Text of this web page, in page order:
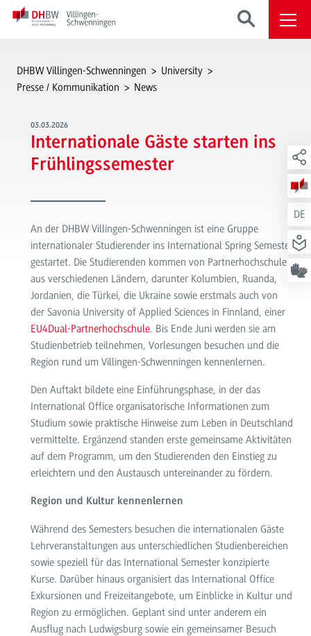
DE
DHBW Villingen-Schwenningen
University
Presse / Kommunikation
News
03.03.2026
Internationale Gäste starten ins
Frühlingssemester
An der DHBW Villingen-Schwenningen ist eine Gruppe
internationaler Studierender ins International Spring Semester
gestartet. Die Studierenden kommen von Partnerhochschulen
aus verschiedenen Ländern, darunter Kolumbien, Ruanda,
Jordanien, die Türkei, die Ukraine sowie erstmals auch von
der Savonia University of Applied Sciences in Finnland, einer
EU4Dual-Partnerhochschule. Bis Ende Juni werden sie am
Studienbetrieb teilnehmen, Vorlesungen besuchen und die
Region rund um Villingen-Schwenningen kennenlernen.
Den Auftakt bildete eine Einführungsphase, in der das
International Office organisatorische Informationen zum
Studium sowie praktische Hinweise zum Leben in Deutschland
vermittelte. Ergänzend standen erste gemeinsame Aktivitäten
auf dem Programm, um den Studierenden den Einstieg zu
erleichtern und den Austausch untereinander zu fördern.
Region und Kultur kennenlernen
Während des Semesters besuchen die internationalen Gäste
Lehrveranstaltungen aus unterschiedlichen Studienbereichen
sowie speziell für das International Semester konzipierte
Kurse. Darüber hinaus organisiert das International Office
Exkursionen und Freizeitangebote, um Einblicke in Kultur und
Region zu ermöglichen. Geplant sind unter anderem ein
Ausflug nach Ludwigsburg sowie ein gemeinsamer Besuch